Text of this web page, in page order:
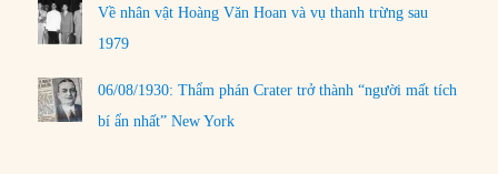
Về nhân vật Hoàng Văn Hoan và vụ thanh trừng sau
1979
06/08/1930: Thẩm phán Crater trở thành “người mất tích
bí ẩn nhất” New York